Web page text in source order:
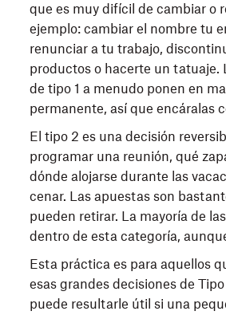
que es muy difícil de cambiar o
ejemplo: cambiar el nombre tu
renunciar a tu trabajo,
productos o hacerte un tatuaje.
de tipo 1 a menudo ponen en
permanente, así que encáralas
El tipo 2 es una decisión
programar una reunión, qué
dónde alojarse durante las
cenar. Las apuestas son
pueden retirar. La mayoría de
dentro de esta categoría,
Esta práctica es para aquellos
esas grandes decisiones de Tipo
puede resultarle útil si una